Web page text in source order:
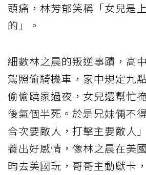
頭痛，林芳郁笑稱「女兒是
的」。
細數林之晨的叛逆事蹟，高
駕照偷騎機車，家中規定九
偷偷蹺家過夜，女兒還幫忙
後氣個半死。於是兄妹倆不
合次要敵人，打擊主要敵人
養出好感情，像林之晨在美
昀去美國玩，哥哥主動獻卡